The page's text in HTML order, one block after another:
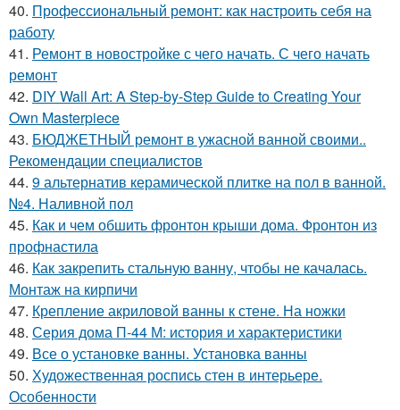
40. Профессиональный ремонт: как настроить себя на
работу
41. Ремонт в новостройке с чего начать. С чего начать
ремонт
42. DIY Wall Art: A Step-by-Step Guide to Creating Your
Own Masterpiece
43. БЮДЖЕТНЫЙ ремонт в ужасной ванной своими..
Рекомендации специалистов
44. 9 альтернатив керамической плитке на пол в ванной.
№4. Наливной пол
45. Как и чем обшить фронтон крыши дома. Фронтон из
профнастила
46. Как закрепить стальную ванну, чтобы не качалась.
Монтаж на кирпичи
47. Крепление акриловой ванны к стене. На ножки
48. Серия дома П-44 М: история и характеристики
49. Все о установке ванны. Установка ванны
50. Художественная роспись стен в интерьере.
Особенности